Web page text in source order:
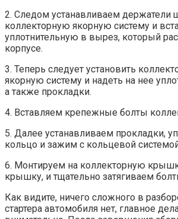
2. Следом устанавливаем держатели
коллекторную якорную систему и
уплотнительную в вырез, который
корпусе.
3. Теперь следует установить
якорную систему и надеть на нее
а также прокладки.
4. Вставляем крепежные болты
5. Далее устанавливаем прокладки,
кольцо и зажим с кольцевой
6. Монтируем на коллекторную
крышку, и тщательно затягиваем
Как видите, ничего сложного в
стартера автомобиля нет, главное